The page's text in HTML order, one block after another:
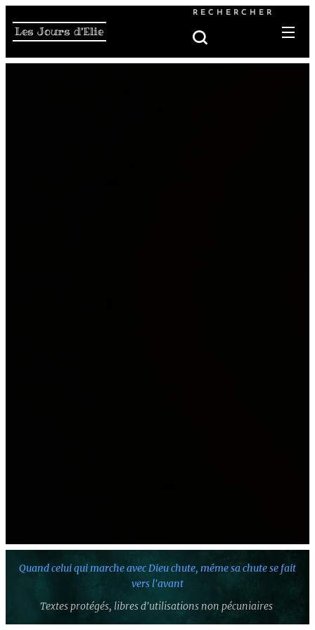
Les Jours d'Elie
RECHERCHER
Quand celui qui marche avec Dieu chute, même sa chute se fait
vers l'avant
Textes protégés, libres d'utilisations non pécuniaires